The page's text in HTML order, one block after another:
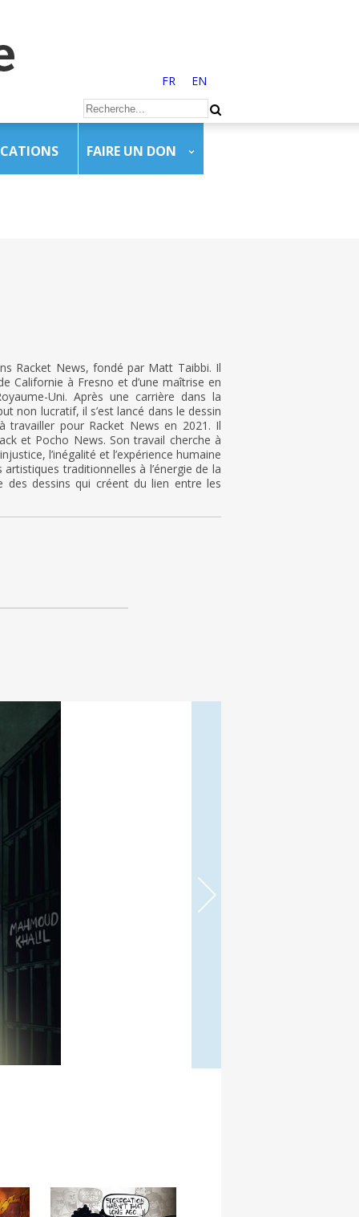
FR EN
FAIRE UN DON
Racket News, fondé par Matt Taibbi. Il
Californie à Fresno et d’une maîtrise en
Uni. Après une carrière dans la
non lucratif, il s’est lancé dans le dessin
travailler pour Racket News en 2021. Il
et Pocho News. Son travail cherche à
l’inégalité et l’expérience humaine
traditionnelles à l’énergie de la
des dessins qui créent du lien entre les